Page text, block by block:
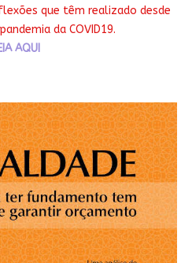
que têm realizado desde
da COVID19.
AQUI